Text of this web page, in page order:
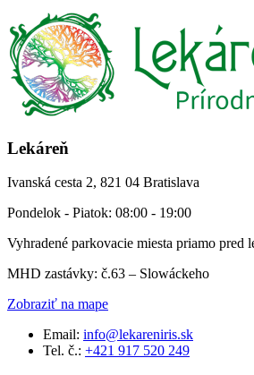
Lekáreň
Ivanská cesta 2, 821 04 Bratislava
Pondelok - Piatok: 08:00 - 19:00
Vyhradené parkovacie miesta priamo pred
MHD zastávky: č.63 – Slowáckeho
Zobraziť na mape
Email: info@lekareniris.sk
Tel. č.: +421 917 520 249